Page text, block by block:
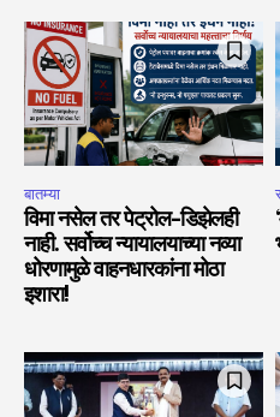
बातम्या
विमा नसेल तर पेट्रोल-डिझेलही
नाही. सर्वोच्च न्यायालयाच्या नव्या
धोरणामुळे वाहनधारकांना मोठा
इशारा!